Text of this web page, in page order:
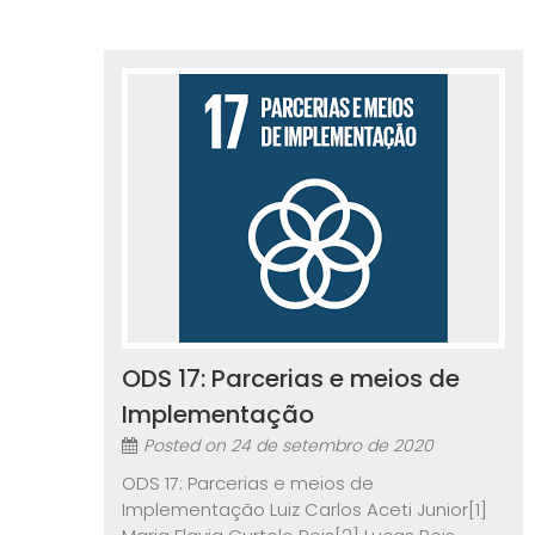
ODS 17: Parcerias e meios de
Implementação
Posted on 24 de setembro de 2020
ODS 17: Parcerias e meios de
Implementação Luiz Carlos Aceti Junior[1]